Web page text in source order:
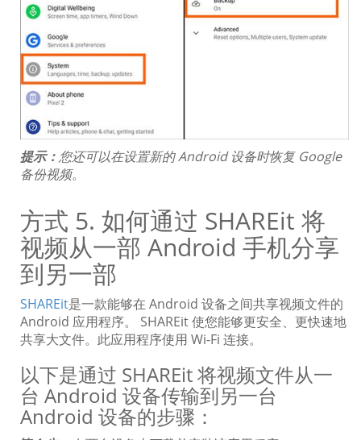
提示： 您还可以在设置新的 Android 设备时恢复 Google
备份视频。
方式 5. 如何通过 SHAREit 将
视频从一部 Android 手机分享
到另一部
SHAREit是一款能够在 Android 设备之间共享视频文件的
Android 应用程序。 SHAREit 使您能够更安全、更快速地
共享大文件。此应用程序使用 Wi-Fi 连接。
以下是通过 SHAREit 将视频文件从一
台 Android 设备传输到另一台
Android 设备的步骤：